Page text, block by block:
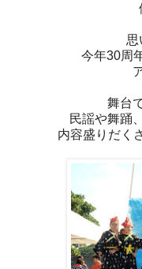
思
今年30周
舞台
民謡や舞踊
内容盛りだく